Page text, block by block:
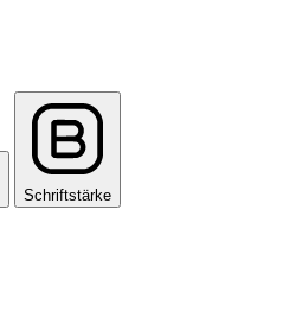
Schriftstärke